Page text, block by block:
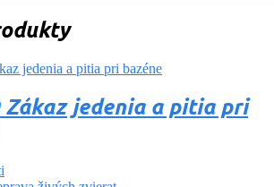
Zákaz jedenia a pitia pri